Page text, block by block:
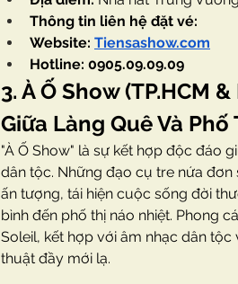
Thông tin liên hệ đặt vé:
Website: Tiensashow.com
Hotline: 0905.09.09.09
3. À Ố Show (TP.HCM
Giữa Làng Quê Và Phố
"À Ố Show" là sự kết hợp độc đáo
dân tộc. Những đạo cụ tre nứa
ấn tượng, tái hiện cuộc sống đời
bình đến phố thị náo nhiệt. Phong
Soleil, kết hợp với âm nhạc dân
thuật đầy mới lạ.